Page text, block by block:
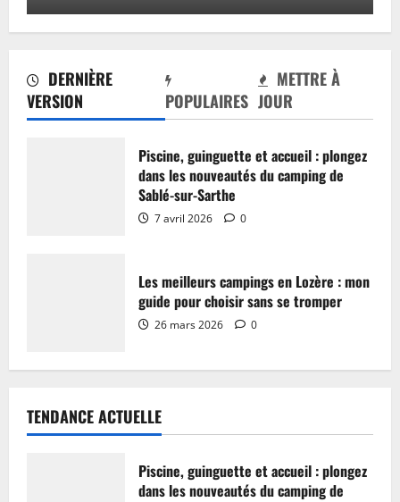
DERNIÈRE
VERSION
POPULAIRES
METTRE À
JOUR
Piscine, guinguette et accueil : plongez
dans les nouveautés du camping de
Sablé-sur-Sarthe
7 avril 2026 0
Les meilleurs campings en Lozère : mon
guide pour choisir sans se tromper
26 mars 2026 0
TENDANCE ACTUELLE
Piscine, guinguette et accueil : plongez
dans les nouveautés du camping de